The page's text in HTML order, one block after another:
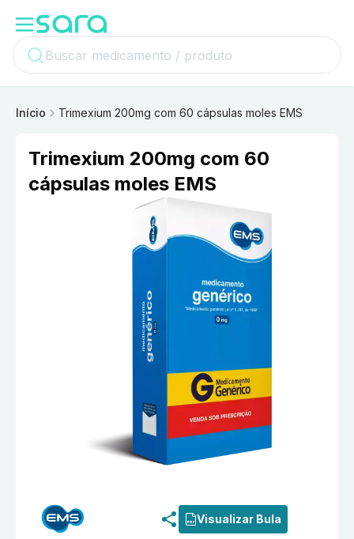
Início Trimexium 200mg com 60 cápsulas moles EMS
Trimexium 200mg com 60
cápsulas moles EMS
Visualizar Bula